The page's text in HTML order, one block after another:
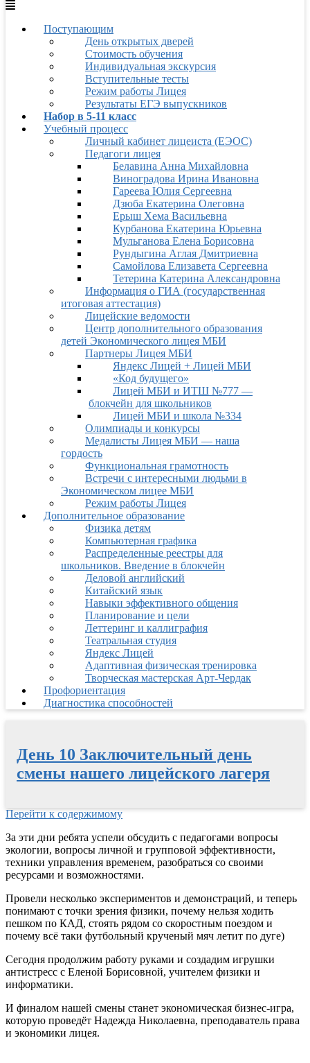
Поступающим
День открытых дверей
Стоимость обучения
Индивидуальная экскурсия
Вступительные тесты
Режим работы Лицея
Результаты ЕГЭ выпускников
Набор в 5-11 класс
Учебный процесс
Личный кабинет лицеиста (ЕЭОС)
Педагоги лицея
Белавина Анна Михайловна
Виноградова Ирина Ивановна
Гареева Юлия Сергеевна
Дзюба Екатерина Олеговна
Ерыш Хема Васильевна
Курбанова Екатерина Юрьевна
Мульганова Елена Борисовна
Рундыгина Аглая Дмитриевна
Самойлова Елизавета Сергеевна
Тетерина Катерина Александровна
Информация о ГИА (государственная
итоговая аттестация)
Лицейские ведомости
Центр дополнительного образования
детей Экономического лицея МБИ
Партнеры Лицея МБИ
Яндекс Лицей + Лицей МБИ
«Код будущего»
Лицей МБИ и ИТШ №777 —
блокчейн для школьников
Лицей МБИ и школа №334
Олимпиады и конкурсы
Медалисты Лицея МБИ — наша
гордость
Функциональная грамотность
Встречи с интересными людьми в
Экономическом лицее МБИ
Режим работы Лицея
Дополнительное образование
Физика детям
Компьютерная графика
Распределенные реестры для
школьников. Введение в блокчейн
Деловой английский
Китайский язык
Навыки эффективного общения
Планирование и цели
Леттеринг и каллиграфия
Театральная студия
Яндекс Лицей
Адаптивная физическая тренировка
Творческая мастерская Арт-Чердак
Профориентация
Диагностика способностей
День 10 Заключительный день
смены нашего лицейского лагеря
Перейти к содержимому
За эти дни ребята успели обсудить с педагогами вопросы
экологии, вопросы личной и групповой эффективности,
техники управления временем, разобраться со своими
ресурсами и возможностями.
Провели несколько экспериментов и демонстраций, и теперь
понимают с точки зрения физики, почему нельзя ходить
пешком по КАД, стоять рядом со скоростным поездом и
почему всё таки футбольный крученый мяч летит по дуге)
Сегодня продолжим работу руками и создадим игрушки
антистресс с Еленой Борисовной, учителем физики и
информатики.
И финалом нашей смены станет экономическая бизнес-игра,
которую проведёт Надежда Николаевна, преподаватель права
и экономики лицея.